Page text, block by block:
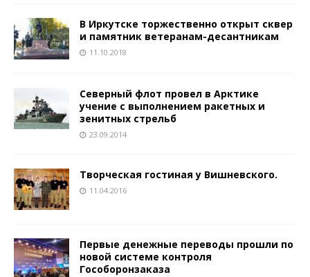
В Иркутске торжественно открыт сквер
и памятник ветеранам-десантникам
11.10.2018
Северный флот провел в Арктике
учение с выполнением ракетных и
зенитных стрельб
23.09.2014
Творческая гостиная у Вишневского.
11.04.2016
Первые денежные переводы прошли по
новой системе контроля
Гособоронзаказа